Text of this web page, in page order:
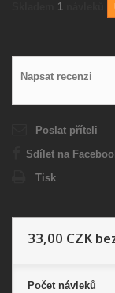
1
Napsat recenzi
Poslat příteli
Sdílet na
Tisk
33,00 CZK
Počet návleků